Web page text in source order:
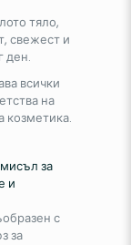
тяло,
свежест и
ден.
всички
на
козметика.
за
и
с
за